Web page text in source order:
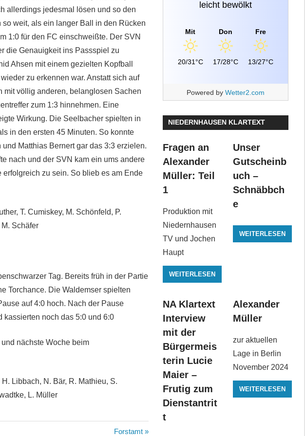
allerdings jedesmal lösen und so den
weit, als ein langer Ball in den Rücken
1:0 für den FC einschweißte. Der SVN
die Genauigkeit ins Passspiel zu
Ahsen mit einem gezielten Kopfball
zu erkennen war. Anstatt sich auf
mit völlig anderen, belanglosen Sachen
zum 1:3 hinnehmen. Eine
Wirkung. Die Seelbacher spielten in
in den ersten 45 Minuten. So konnte
Matthias Bernert gar das 3:3 erzielen.
nach und der SVN kam ein ums andere
erfolgreich zu sein. So blieb es am Ende
T. Cumiskey, M. Schönfeld, P.
M. Schäfer
Tag. Bereits früh in der Partie
Torchance. Die Waldemser spielten
auf 4:0 hoch. Nach der Pause
kassierten noch das 5:0 und 6:0
nächste Woche beim
Libbach, N. Bär, R. Mathieu, S.
L. Müller
Nächster
Forstamt
leicht bewölkt
Mit
20/31°C
Don
17/28°C
Fre
13/27°C
Powered by Wetter2.com
NIEDERNHAUSEN KLARTEXT
Fragen an
Alexander
Müller: Teil
1
Produktion mit
Niedernhausen
TV und Jochen
Haupt
WEITERLESEN
Unser
Gutscheinb
uch –
Schnäbbch
e
WEITERLESEN
NA Klartext
Interview
mit der
Bürgermeis
terin Lucie
Maier –
Frutig zum
Dienstantrit
t
Alexander
Müller
zur aktuellen
Lage in Berlin
November 2024
WEITERLESEN